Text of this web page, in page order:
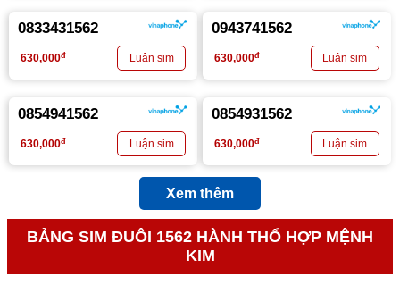
0833431562
630,000đ
0943741562
630,000đ
0854941562
630,000đ
0854931562
630,000đ
Xem thêm
BẢNG SIM ĐUÔI 1562 HÀNH THỔ HỢP MỆNH
KIM